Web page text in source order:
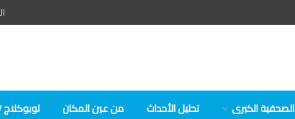
الكبرى تحلیل الأحداث من عين المكان لوبوكلاج TV